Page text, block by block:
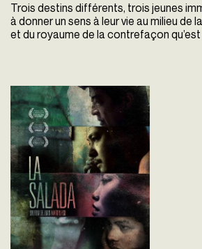
Trois destins différents, trois jeunes
à donner un sens à leur vie au milieu de
et du royaume de la contrefaçon qu’est